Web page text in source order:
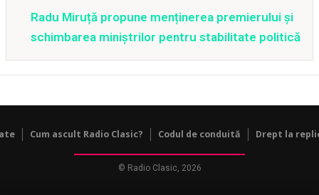
Radu Miruță propune menținerea premierului și
schimbarea miniștrilor pentru stabilitate politică
Cum ascult Radio Clasic? Codul de conduită Drept la
© Radio Clasic, 2026